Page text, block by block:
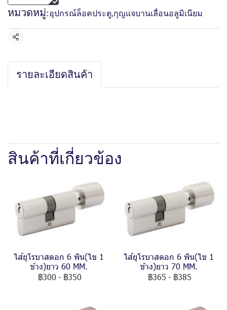
หมวดหมู่:อุปกรณ์ล็อคประตู,กุญแจบานเลื่อนอลูมิเนียม
แชร์
รายละเอียดสินค้า
สินค้าที่เกี่ยวข้อง
ไส้ยูโรบาสดอก 6 พิน(ไข 1
ข้าง)ยาว 60 MM.
฿300 - ฿350
ไส้ยูโรบาสดอก 6 พิน(ไข 1
ข้าง)ยาว 70 MM.
฿365 - ฿385